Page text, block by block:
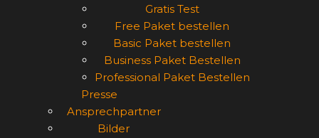
Gratis Test
Free Paket bestellen
Basic Paket bestellen
Business Paket Bestellen
Professional Paket Bestellen
Presse
Ansprechpartner
Bilder